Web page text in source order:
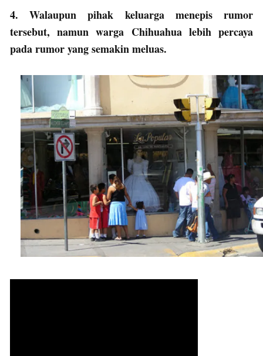
4. Walaupun pihak keluarga menepis rumor
tersebut, namun warga Chihuahua lebih percaya
pada rumor yang semakin meluas.